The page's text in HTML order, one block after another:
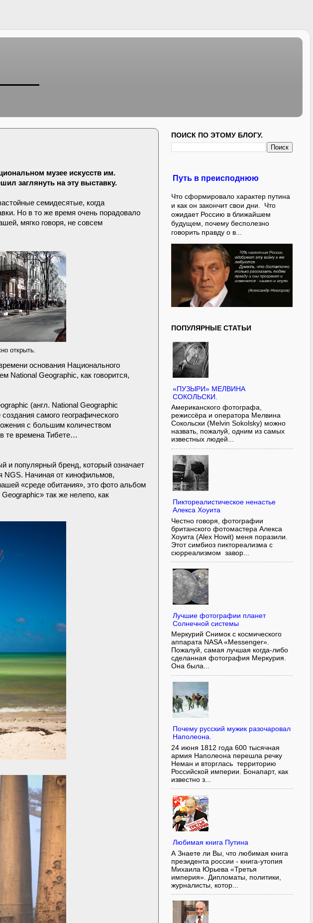
музее искусств им.
заглянуть на эту выставку.
семидесятые, когда
Но в то же время очень порадовало
мягко говоря, не совсем
открыть.
основания Национального
National Geographic, как говорится,
(англ. National Geographic
самого географического
с большим количеством
те времена Тибете…
и популярный бренд, который означает
NGS. Начиная от кинофильмов,
«среде обитания», это фото альбом
так же нелепо, как
ПОИСК ПО ЭТОМУ БЛОГУ.
Путь в преисподнюю
Что сформировало характер путина
и как он закончит свои дни. Что
ожидает Россию в ближайшем
будущем, почему бесполезно
говорить правду о в...
ПОПУЛЯРНЫЕ СТАТЬИ
«ПУЗЫРИ» МЕЛВИНА
СОКОЛЬСКИ.
Американского фотографа,
режиссёра и оператора Мелвина
Сокольски (Melvin Sokolsky) можно
назвать, пожалуй, одним из самых
известных людей...
Пиктореалистическое ненастье
Алекса Хоуита
Честно говоря, фотографии
британского фотомастера Алекса
Хоуита (Alex Howit) меня поразили.
Этот симбиоз пиктореализма с
сюрреализмом завор...
Лучшие фотографии планет
Солнечной системы
Меркурий Снимок с космического
аппарата NASA «Messenger».
Пожалуй, самая лучшая когда-либо
сделанная фотография Меркурия.
Она была...
Почему русский мужик разочаровал
Наполеона.
24 июня 1812 года 600 тысячная
армия Наполеона перешла речку
Неман и вторглась территорию
Российской империи. Бонапарт, как
известно з...
Любимая книга Путина
А Знаете ли Вы, что любимая книга
президента россии - книга-утопия
Михаила Юрьева «Третья
империя». Дипломаты, политики,
журналисты, котор...